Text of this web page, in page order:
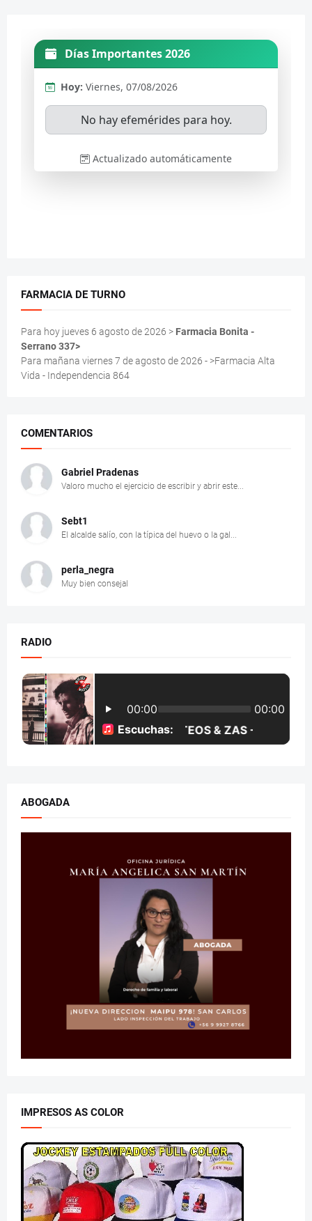
FARMACIA DE TURNO
Para hoy jueves 6 agosto de 2026 > Farmacia Bonita -
Serrano 337>
Para mañana viernes 7 de agosto de 2026 - >Farmacia Alta
Vida - Independencia 864
COMENTARIOS
Gabriel Pradenas
Valoro mucho el ejercicio de escribir y abrir este...
Sebt1
El alcalde salío, con la típica del huevo o la gal...
perla_negra
Muy bien consejal
RADIO
ABOGADA
IMPRESOS AS COLOR